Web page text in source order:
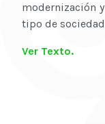
modernización
tipo de
Ver Texto.